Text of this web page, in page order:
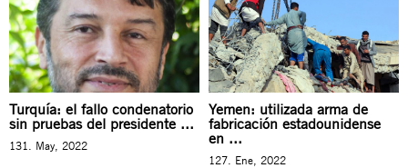
Turquía: el fallo condenatorio
sin pruebas del presidente ...
131. May, 2022
Yemen: utilizada arma de
fabricación estadounidense
en ...
127. Ene, 2022